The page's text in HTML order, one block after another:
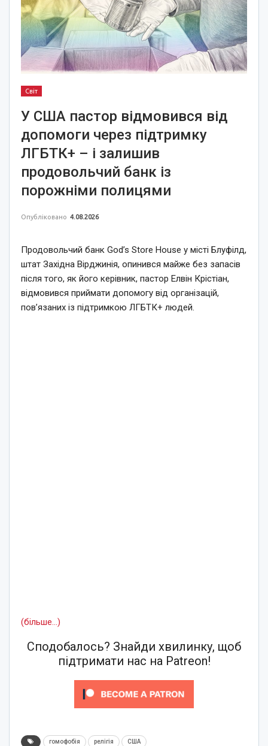
Світ
У США пастор відмовився від
допомоги через підтримку
ЛГБТК+ – і залишив
продовольчий банк із
порожніми полицями
Опубліковано 4.08.2026
Продовольчий банк God’s Store House у місті Блуфілд,
штат Західна Вірджинія, опинився майже без запасів
після того, як його керівник, пастор Елвін Крістіан,
відмовився приймати допомогу від організацій,
пов’язаних із підтримкою ЛГБТК+ людей.
(більше…)
Сподобалось? Знайди хвилинку, щоб
підтримати нас на Patreon!
гомофобія релігія США